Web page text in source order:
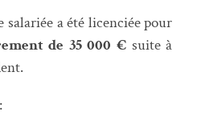
salariée a été licenciée pour
de 35 000 € suite à